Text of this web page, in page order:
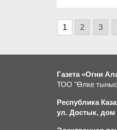
1 2 3
Газета «Огни
ТОО "Өлке
Республика
ул. Достык, дом